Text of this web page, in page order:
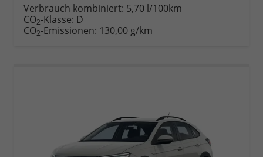
anfordern
Datei,
Verbrauch kombiniert: 5,70 l/100km
CO2-Klasse: D
CO2-Emissionen: 130,00 g/km